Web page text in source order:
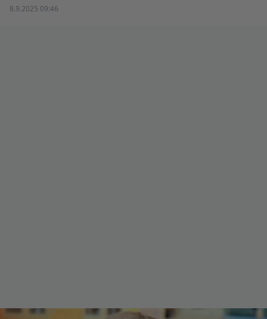
8.9.2025 09:46